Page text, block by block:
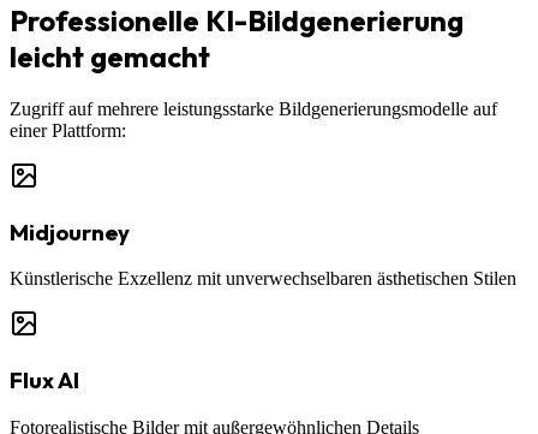
Professionelle KI-Bildgenerierung
leicht gemacht
Zugriff auf mehrere leistungsstarke Bildgenerierungsmodelle auf
einer Plattform:
Midjourney
Künstlerische Exzellenz mit unverwechselbaren ästhetischen Stilen
Flux AI
Fotorealistische Bilder mit außergewöhnlichen Details